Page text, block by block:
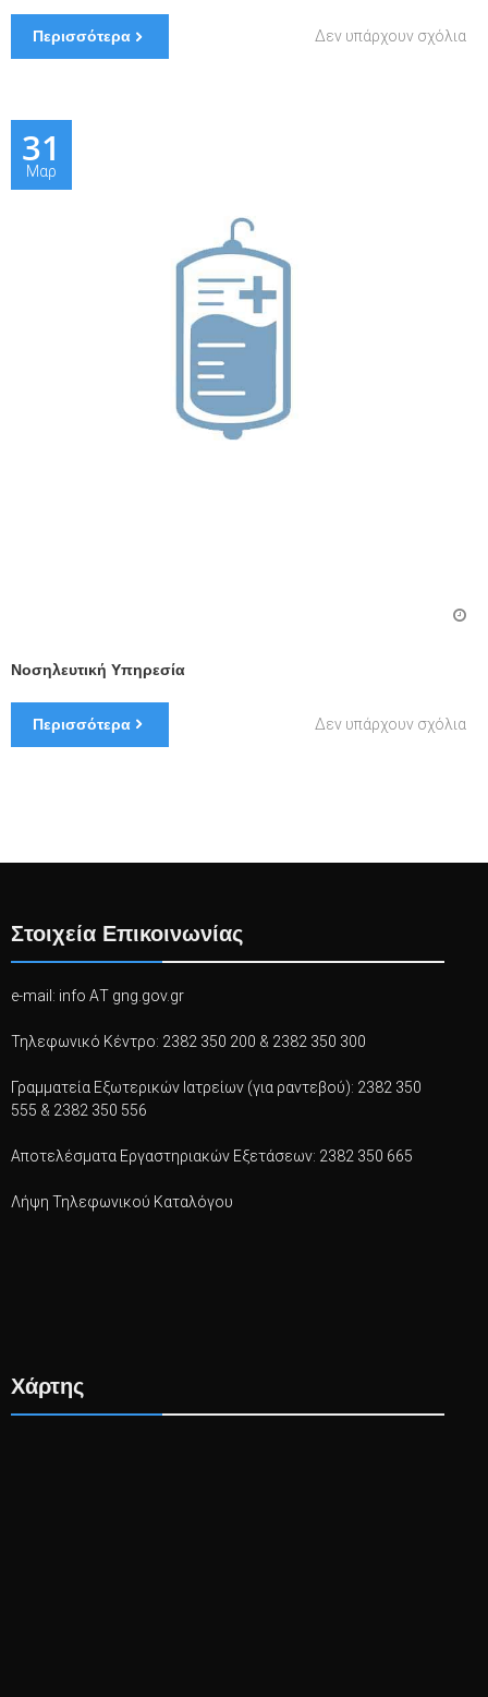
Περισσότερα Δεν υπάρχουν σχόλια
31
Μαρ
Νοσηλευτική Υπηρεσία
Περισσότερα Δεν υπάρχουν σχόλια
Στοιχεία Επικοινωνίας
e-mail: info ΑΤ gng.gov.gr
Τηλεφωνικό Κέντρο: 2382 350 200 & 2382 350 300
Γραμματεία Εξωτερικών Ιατρείων (για ραντεβού): 2382 350
555 & 2382 350 556
Αποτελέσματα Εργαστηριακών Εξετάσεων: 2382 350 665
Λήψη Τηλεφωνικού Καταλόγου
Χάρτης